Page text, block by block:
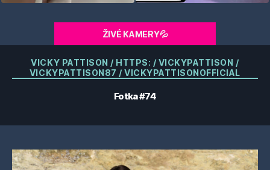
ŽIVÉ KAMERY💦
Kategorie
VICKY PATTISON / HTTPS: / VICKYPATTISON /
VICKYPATTISON87 / VICKYPATTISONOFFICIAL
Fotka #74